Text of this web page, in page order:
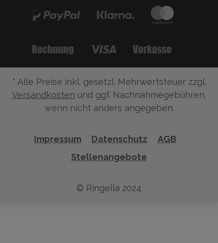
* Alle Preise inkl. gesetzl. Mehrwertsteuer zzgl.
Versandkosten und ggf. Nachnahmegebühren,
wenn nicht anders angegeben.
Impressum Datenschutz
AGB
Stellenangebote
© Ringella 2024